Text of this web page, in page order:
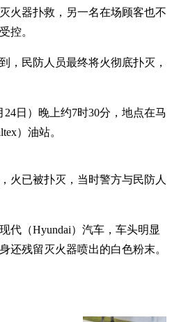
火器扑救，另一名在场顾客也不
控。
，民防人员最终将火彻底扑灭，
日）晚上约7时30分，地点在马
）油站。
火已被扑灭，当时警方与民防人
代（Hyundai）汽车，车头明显
还残留灭火器喷出的白色粉末。